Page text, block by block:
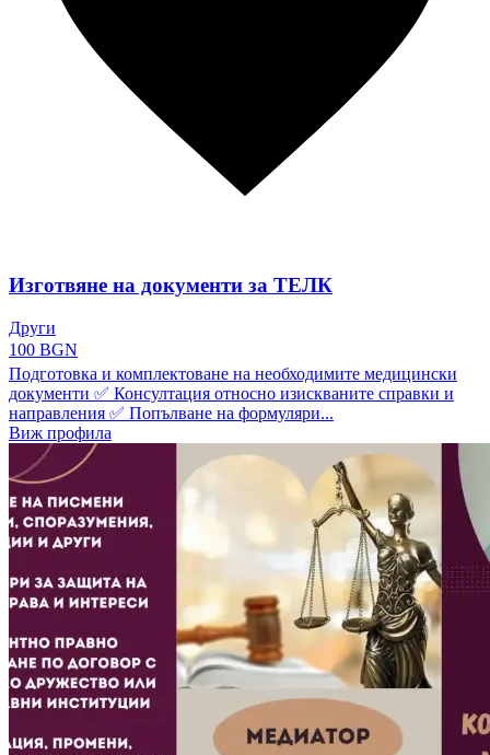
Изготвяне на документи за ТЕЛК
Други
100 BGN
Подготовка и комплектоване на необходимите медицински
документи ✅ Консултация относно изискваните справки и
направления ✅ Попълване на формуляри...
Виж профила